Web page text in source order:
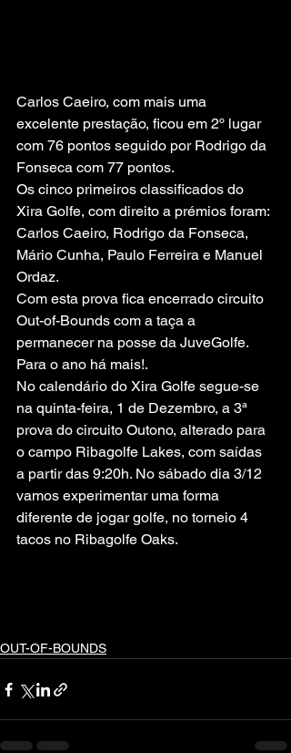
Carlos Caeiro, com mais uma
excelente prestação, ficou em 2º lugar
com 76 pontos seguido por Rodrigo da
Fonseca com 77 pontos.
Os cinco primeiros classificados do
Xira Golfe, com direito a prémios foram:
Carlos Caeiro, Rodrigo da Fonseca,
Mário Cunha, Paulo Ferreira e Manuel
Ordaz.
Com esta prova fica encerrado circuito
Out-of-Bounds com a taça a
permanecer na posse da JuveGolfe.
Para o ano há mais!.
No calendário do Xira Golfe segue-se
na quinta-feira, 1 de Dezembro, a 3ª
prova do circuito Outono, alterado para
o campo Ribagolfe Lakes, com saídas
a partir das 9:20h. No sábado dia 3/12
vamos experimentar uma forma
diferente de jogar golfe, no torneio 4
tacos no Ribagolfe Oaks.
OUT-OF-BOUNDS